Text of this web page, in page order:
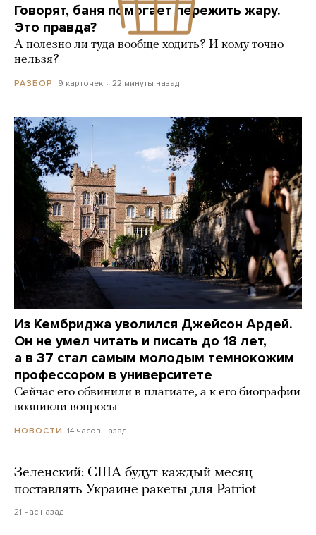
Говорят, баня помогает пережить жару.
Это правда?
А полезно ли туда вообще ходить? И кому точно
нельзя?
РАЗБОР 9 карточек 22 минуты назад
Из Кембриджа уволился Джейсон Ардей.
Он не умел читать и писать до 18 лет,
а в 37 стал самым молодым темнокожим
профессором в университете
Сейчас его обвинили в плагиате, а к его биографии
возникли вопросы
НОВОСТИ 14 часов назад
Зеленский: США будут каждый месяц
поставлять Украине ракеты для Patriot
21 час назад